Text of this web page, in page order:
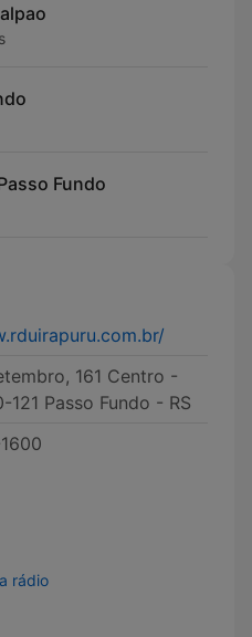
Fundo
161 Centro -
121 Passo Fundo - RS
rádio